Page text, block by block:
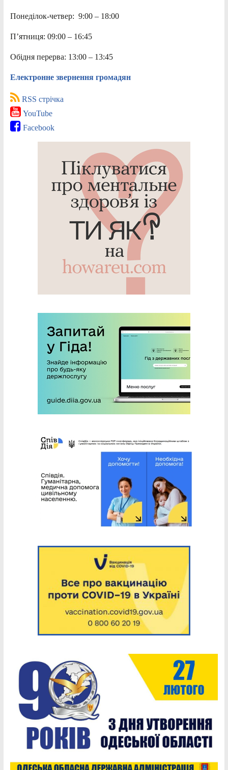
Понеділок-четвер: 9:00 – 18:00
П’ятниця: 09:00 – 16:45
Обідня перерва: 13:00 – 13:45
Електронне звернення громадян
RSS стрічка
YouTube
Facebook